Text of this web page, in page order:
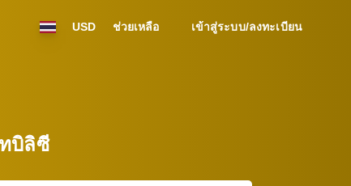
USD ช่วยเหลือ เข้าสู่ระบบ/ลงทะเบียน
บิลิซี